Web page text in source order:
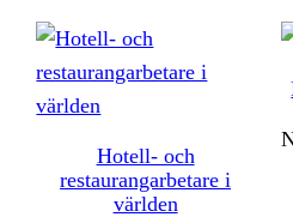
Hotell- och
restaurangarbetare i
världen